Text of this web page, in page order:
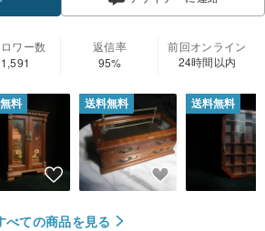
ワー数
返信率
95%
前回オンライン
24時間以内
料 送料無料 送料無料
べての商品を見る